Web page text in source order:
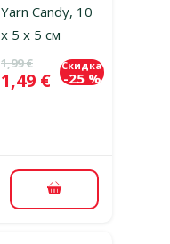
Yarn Candy, 10
x 5 x 5 см
Исходная цена
1,99 €
Цена
1,49 €
Скидка
-25 %
В корзину